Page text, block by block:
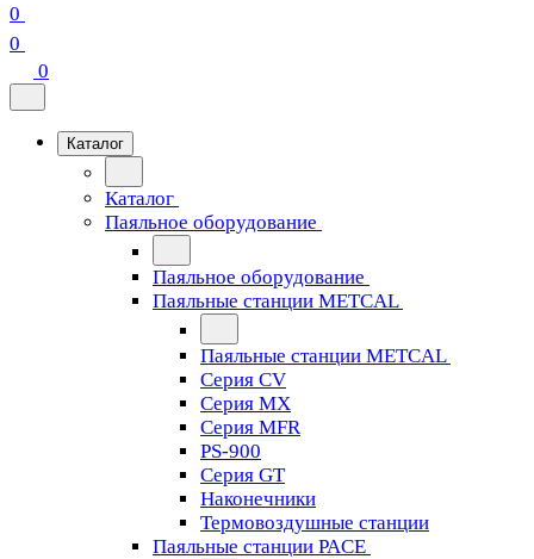
0
0
0
Каталог
Каталог
Паяльное оборудование
Паяльное оборудование
Паяльные станции METCAL
Паяльные станции METCAL
Серия CV
Серия MX
Серия MFR
PS-900
Серия GT
Наконечники
Термовоздушные станции
Паяльные станции PACE